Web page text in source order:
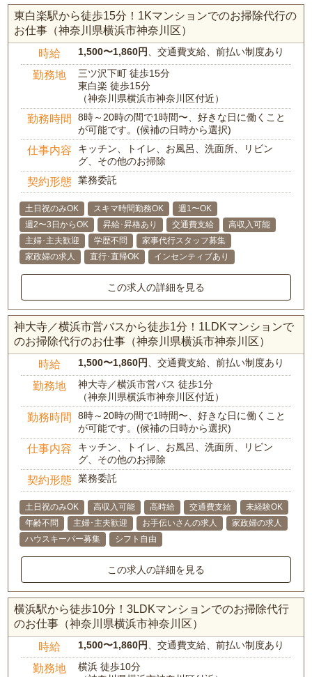
東白楽駅から徒歩15分！1Kマンションでのお掃除代行の
お仕事（神奈川県横浜市神奈川区）
時給 1,500〜1,860円 、交通費支給、前払い制度あり
勤務地
三ツ沢下町 徒歩15分
東白楽 徒歩15分
（神奈川県横浜市神奈川区付近）
勤務時間
8時～20時の間で1時間〜、好きな日に働くこと
が可能です。(候補の日時から選択)
仕事内容
キッチン、トイレ、お風呂、洗面所、リビン
グ、その他のお掃除
契約形態 業務委託
土日祝のみOK スキマ時間勤務OK
週1〜OK
週2〜3日からOK
昇給･昇格あり 交通費支給
高収入可能
主婦･主夫歓迎
学歴不問
家事代行スタッフ募集
家政婦の求人
直行･直帰OK インセンティブあり
この求人の詳細を見る
神大寺／横浜市営バスから徒歩1分！1LDKマンションで
のお掃除代行のお仕事（神奈川県横浜市神奈川区）
時給 1,500〜1,860円 、交通費支給、前払い制度あり
勤務地
神大寺／横浜市営バス 徒歩1分
（神奈川県横浜市神奈川区付近）
勤務時間
8時～20時の間で1時間〜、好きな日に働くこと
が可能です。(候補の日時から選択)
仕事内容
キッチン、トイレ、お風呂、洗面所、リビン
グ、その他のお掃除
契約形態 業務委託
土日祝のみOK 高収入可能 高時給 交通費支給
未経験OK
年齢不問
主婦･主夫歓迎 お手伝いさんの求人
家政婦の求人
ハウスキーパー募集
シフト自由
この求人の詳細を見る
横浜駅から徒歩10分！3LDKマンションでのお掃除代行
のお仕事（神奈川県横浜市神奈川区）
時給 1,500〜1,860円 、交通費支給、前払い制度あり
勤務地
横浜 徒歩10分